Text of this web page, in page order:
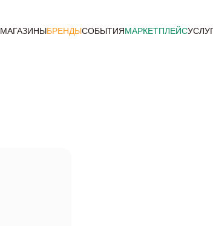
МАГАЗИНЫБРЕНДЫСОБЫТИЯМАРКЕТПЛЕЙС